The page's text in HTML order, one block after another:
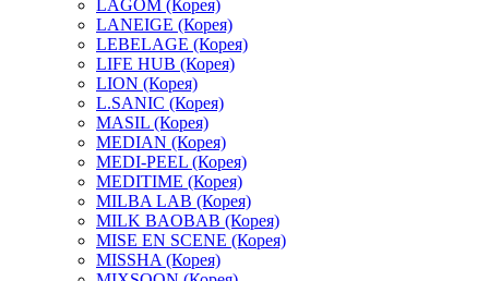
LAGOM (Корея)
LANEIGE (Корея)
LEBELAGE (Корея)
LIFE HUB (Корея)
LION (Корея)
L.SANIC (Корея)
MASIL (Корея)
MEDIAN (Корея)
MEDI-PEEL (Корея)
MEDITIME (Корея)
MILBA LAB (Корея)
MILK BAOBAB (Корея)
MISE EN SCENE (Корея)
MISSHA (Корея)